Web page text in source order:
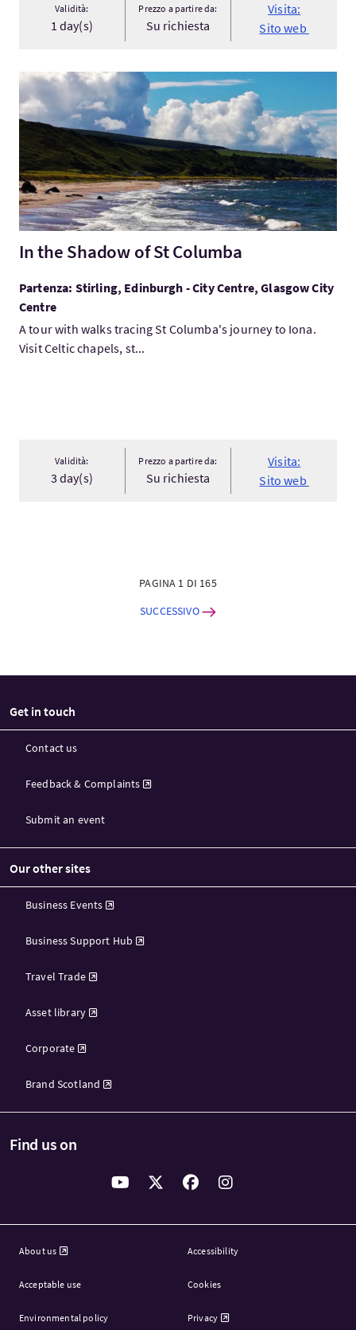
Validità:
1 day(s)
Prezzo a partire da:
Su richiesta
Visita:
Sito web
Visita:In the Shadow of St Columba
In the Shadow of St Columba
Partenza: Stirling, Edinburgh - City Centre, Glasgow City
Centre
A tour with walks tracing St Columba's journey to Iona.
Visit Celtic chapels, st...
Validità:
3 day(s)
Prezzo a partire da:
Su richiesta
Visita:
Sito web
PAGINA 1 DI 165
SUCCESSIVO
Get in touch
Contact us
Feedback & Complaints
Submit an event
Our other sites
Business Events
Business Support Hub
Travel Trade
Asset library
Corporate
Brand Scotland
Find us on
About us Accessibility
Acceptable use Cookies
Environmental policy Privacy